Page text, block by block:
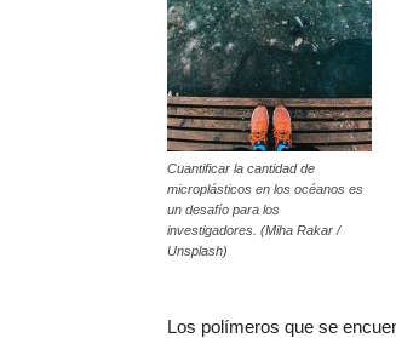
Cuantificar la cantidad de
microplásticos en los océanos es
un desafío para los
investigadores. (Miha Rakar /
Unsplash)
Los polímeros que se